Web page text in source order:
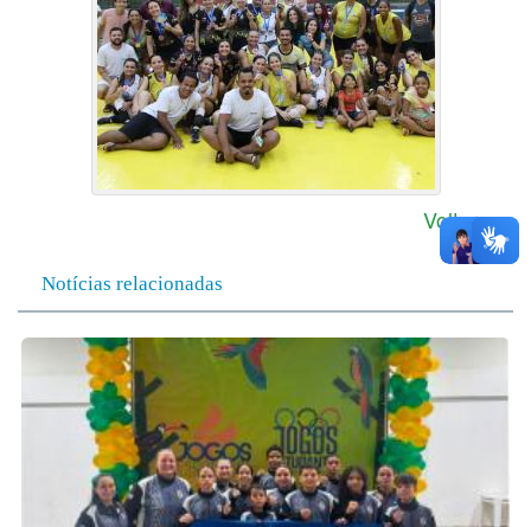
Voltar
Notícias relacionadas